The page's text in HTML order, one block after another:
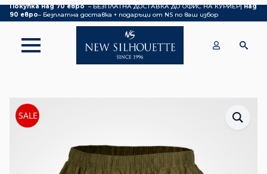
Покупка над 70 евро– БЕЗПЛАТНА ДОСТАВКА ДО ОФИС НА КУРИЕР|над
90 евро– Безплатна доставка + подаръци от NS по ваш избор
SALE